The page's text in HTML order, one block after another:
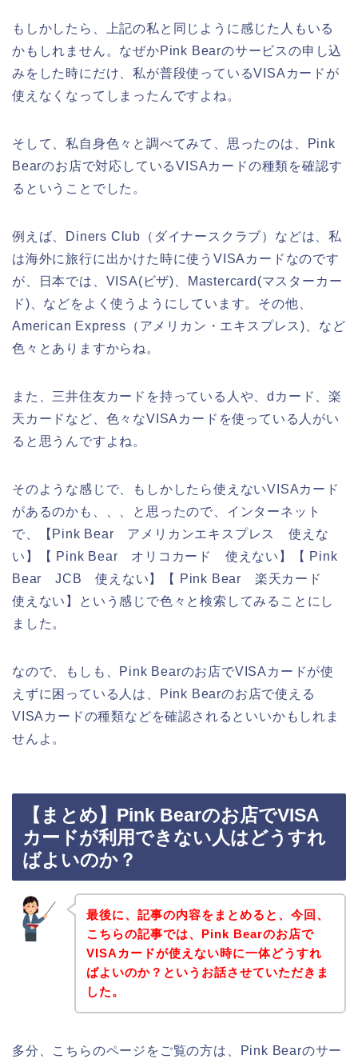
もしかしたら、上記の私と同じように感じた人もいる
かもしれません。なぜかPink Bearのサービスの申し込
みをした時にだけ、私が普段使っているVISAカードが
使えなくなってしまったんですよね。
そして、私自身色々と調べてみて、思ったのは、Pink
Bearのお店で対応しているVISAカードの種類を確認す
るということでした。
例えば、Diners Club（ダイナースクラブ）などは、私
は海外に旅行に出かけた時に使うVISAカードなのです
が、日本では、VISA(ビザ)、Mastercard(マスターカー
ド)、などをよく使うようにしています。その他、
American Express（アメリカン・エキスプレス)、など
色々とありますからね。
また、三井住友カードを持っている人や、dカード、楽
天カードなど、色々なVISAカードを使っている人がい
ると思うんですよね。
そのような感じで、もしかしたら使えないVISAカード
があるのかも、、、と思ったので、インターネット
で、【Pink Bear アメリカンエキスプレス 使えな
い】【 Pink Bear オリコカード 使えない】【 Pink
Bear JCB 使えない】【 Pink Bear 楽天カード
使えない】という感じで色々と検索してみることにし
ました。
なので、もしも、Pink Bearのお店でVISAカードが使
えずに困っている人は、Pink Bearのお店で使える
VISAカードの種類などを確認されるといいかもしれま
せんよ。
【まとめ】Pink Bearのお店でVISA
カードが利用できない人はどうすれ
ばよいのか？
最後に、記事の内容をまとめると、今回、
こちらの記事では、Pink Bearのお店で
VISAカードが使えない時に一体どうすれ
ばよいのか？というお話させていただきま
した。
多分、こちらのページをご覧の方は、Pink Bearのサー